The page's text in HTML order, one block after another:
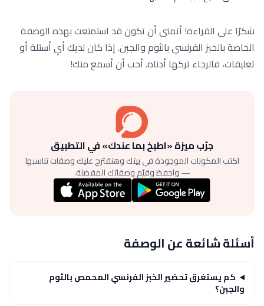
شكرًا على القراءة! أتمنى أن تكون قد استمتعت بهذه الوصفة
الخاصة بالخبز الفرنسي بالثوم والجبن. إذا كان لديك أي أسئلة أو
تعليقات، فالرجاء تركها أدناه. أحب أن أسمع منك!
جرّب ميزة «اطبخ بما عندك» في التطبيق
اكتب المكونات الموجودة في بيتك وهنقترح عليك وصفات تناسبها
— واحفظ وقيّم وصفاتك المفضلة.
أسئلة شائعة عن الوصفة
كم يستغرق تحضير الخبز الفرنسي المحمص بالثوم
والجبن؟